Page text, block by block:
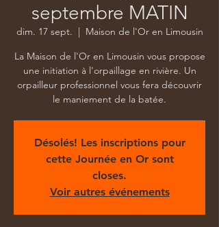
septembre MATIN
dim. 17 sept.
  |
Maison de l'Or en Limousin
La Maison de l'Or en Limousin vous propose
une initiation à l'orpaillage en rivière. Un
orpailleur professionnel vous fera découvrir
le maniement de la batée.
Désolés! Les inscriptions pour
cette Journée en Or sont
closes.
Voir autres événements